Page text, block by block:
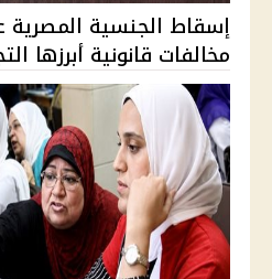
مخالفات قانونية أبرزها